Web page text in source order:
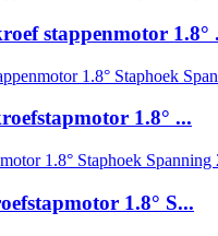
stappenmotor 1.8°
1.8° ...
1.8° S...